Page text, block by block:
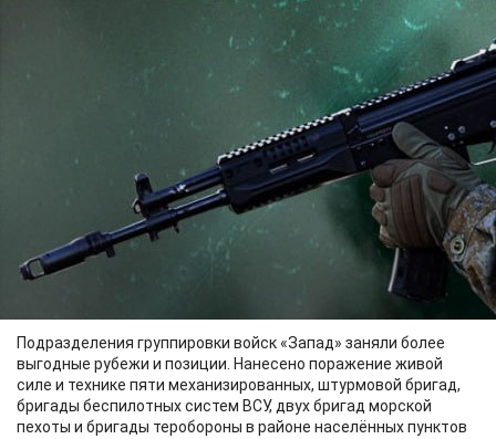
Подразделения группировки войск «Север» улучшили
тактическое положение. Нанесено поражение живой силе и
технике четырёх механизированных, десантно-штурмовой
бригад ВСУ и четырёх бригад теробороны в районе
населённых пунктов Ворожба, Пигаревка, Бачевск, Осоевка,
Хотень и Мирлоги Сумской области.
В Харьковской области нанесено поражение формированиям
четырёх механизированных бригад ВСУ, бригады теробороны
и бригады нацгвардии в районе населённых пунктов
Барановка, Уды, Избицкое, Одноробовка, Украинское и Липцы.
Противник потерял более 210 военнослужащих, танк, 15
автомобилей, две радиолокационные станции обнаружения
воздушных целей и две станции радиоэлектронной борьбы.
Подразделения группировки войск «Запад» заняли более
выгодные рубежи и позиции. Нанесено поражение живой
силе и технике пяти механизированных, штурмовой бригад,
бригады беспилотных систем ВСУ, двух бригад морской
пехоты и бригады теробороны в районе населённых пунктов